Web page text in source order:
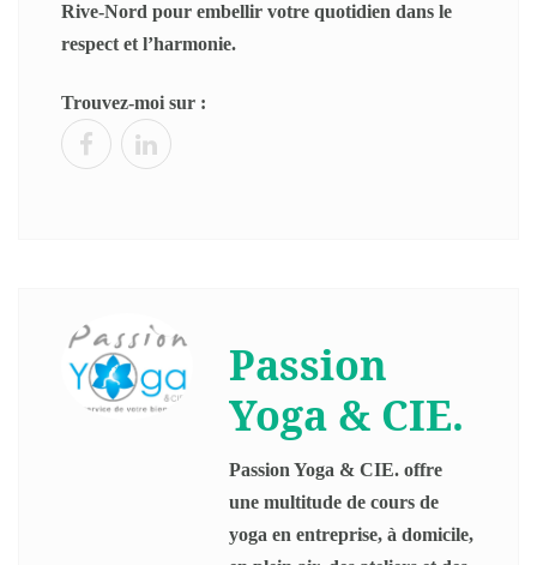
Rive-Nord pour embellir votre quotidien dans le
respect et l’harmonie.
Trouvez-moi sur :
Passion
Yoga & CIE.
Passion Yoga & CIE. offre
une multitude de cours de
yoga en entreprise, à domicile,